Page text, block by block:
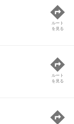
ルート
を見る
ルート
を見る